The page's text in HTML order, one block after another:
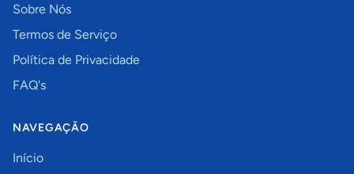
Sobre Nós
Termos de Serviço
Política de Privacidade
FAQ's
NAVEGAÇÃO
Início